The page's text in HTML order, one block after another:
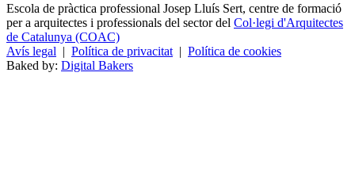
Escola de pràctica professional Josep Lluís Sert, centre de formació
per a arquitectes i professionals del sector del Col·legi d'Arquitectes
de Catalunya (COAC)
Avís legal | Política de privacitat | Política de cookies
Baked by: Digital Bakers